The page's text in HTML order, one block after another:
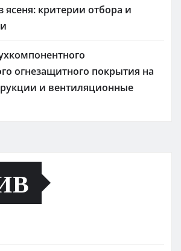
ясеня: критерии отбора и
огнезащитного покрытия на
и вентиляционные